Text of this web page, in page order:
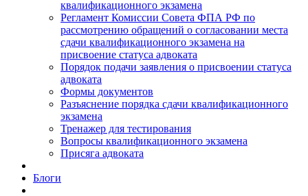
квалификационного экзамена
Регламент Комиссии Совета ФПА РФ по
рассмотрению обращений о согласовании места
сдачи квалификационного экзамена на
присвоение статуса адвоката
Порядок подачи заявления о присвоении статуса
адвоката
Формы документов
Разъяснение порядка сдачи квалификационного
экзамена
Тренажер для тестирования
Вопросы квалификационного экзамена
Присяга адвоката
Блоги